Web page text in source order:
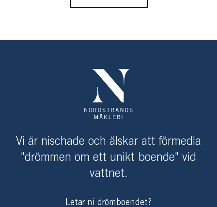
Vi är nischade och älskar att förmedla
"drömmen om ett unikt boende" vid
vattnet.
Letar ni drömboendet?